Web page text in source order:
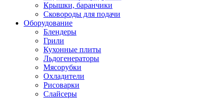
Крышки, баранчики
Сковороды для подачи
Оборудование
Блендеры
Грили
Кухонные плиты
Льдогенераторы
Мясорубки
Охладители
Рисоварки
Слайсеры